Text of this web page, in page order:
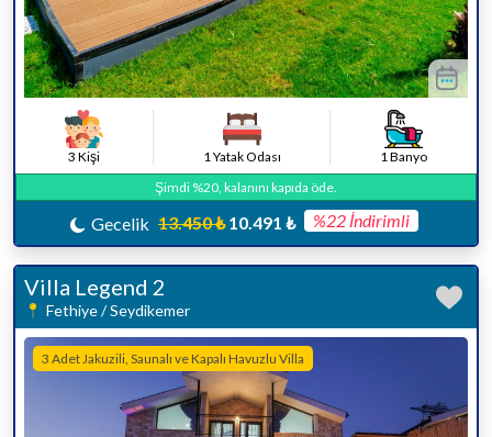
3 Kişi 1 Yatak Odası
1 Banyo
Şimdi %20, kalanını kapıda öde.
Gecelik 13.450 ₺ 10.491 ₺ %22 İndirimli
Villa Legend 2
Fethiye / Seydikemer
3 Adet Jakuzili, Saunalı ve Kapalı Havuzlu Villa